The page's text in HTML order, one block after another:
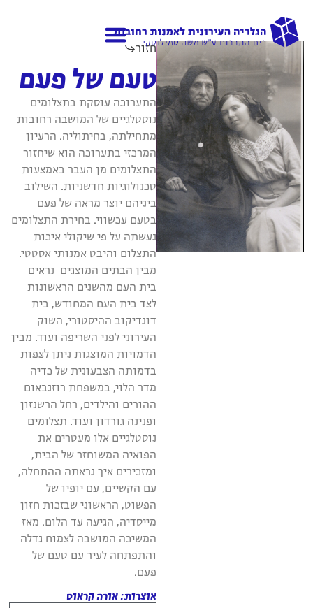
חזור
טעם של פעם
התערוכה עוסקת בתצלומים
נוסטלגיים של המושבה רחובות
מתחילתה, בחיתוליה. הרעיון
המרכזי בתערוכה הוא שיחזור
התצלומים מן העבר באמצעות
טכנולוגיות חדשניות. השילוב
ביניהם יוצר מראה של פעם
בטעם עכשווי. בחירת התצלומים
נעשתה על פי שיקולי איכות
התצלום והיבט אמנותי אסטטי.
מבין הבתים המוצגים נראים
בית העם מהשנים הראשונות
לצד בית העם המחודש, בית
דונדיקוב ההיסטורי, השוק
העירוני לפני השריפה ועוד. מבין
הדמויות המוצגות ניתן לצפות
בדמותה הצבעונית של כדיה
מדר הלוי, במשפחת רוזנבאום
ההורים והילדים, רחל הרשנזון
ופנינה גורדון ועוד. תצלומים
נוסטלגיים אלו מעטרים את
הפואיה המשוחזר של הבית,
ומזכירים איך נראתה ההתחלה,
עם הקשיים, עם יופיו של
הפשוט, הראשוני שבזכות חזון
מייסדיה, הגיעה עד הלום. מאז
המשיכה המושבה לצמוח גדלה
והתפתחה לעיר עם טעם של
פעם.
אוצרות: אורה קראוס